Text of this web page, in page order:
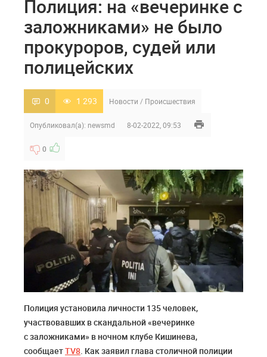
Полиция: на «вечеринке с
заложниками» не было
прокуроров, судей или
полицейских
0 1 293 Новости / Происшествия
Опубликовал(а): newsmd 8-02-2022, 09:53
0
Полиция установила личности 135 человек,
участвовавших в скандальной «вечеринке
с заложниками» в ночном клубе Кишинева,
сообщаетTV8 . Как заявил глава столичной полиции